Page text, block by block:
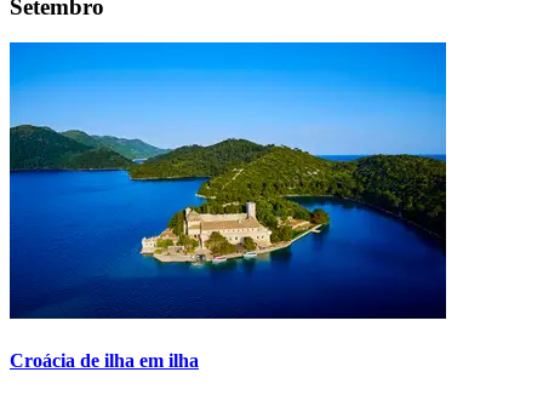
Setembro
Croácia de ilha em ilha